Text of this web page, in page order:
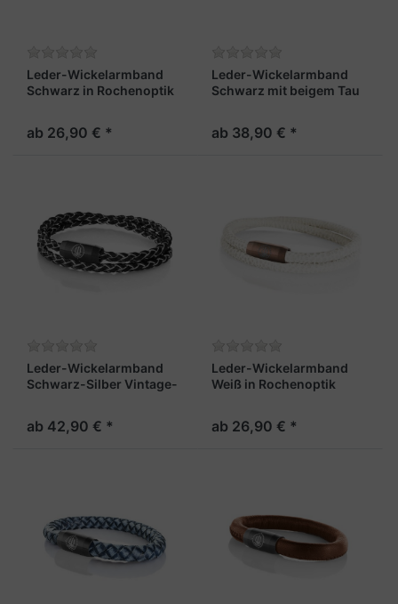
Leder-Wickelarmband
Schwarz in Rochenoptik
ab 26,90 € *
Leder-Wickelarmband
Schwarz mit beigem Tau
ab 38,90 € *
Leder-Wickelarmband
Schwarz-Silber Vintage-
ab 42,90 € *
Leder-Wickelarmband
Weiß in Rochenoptik
ab 26,90 € *